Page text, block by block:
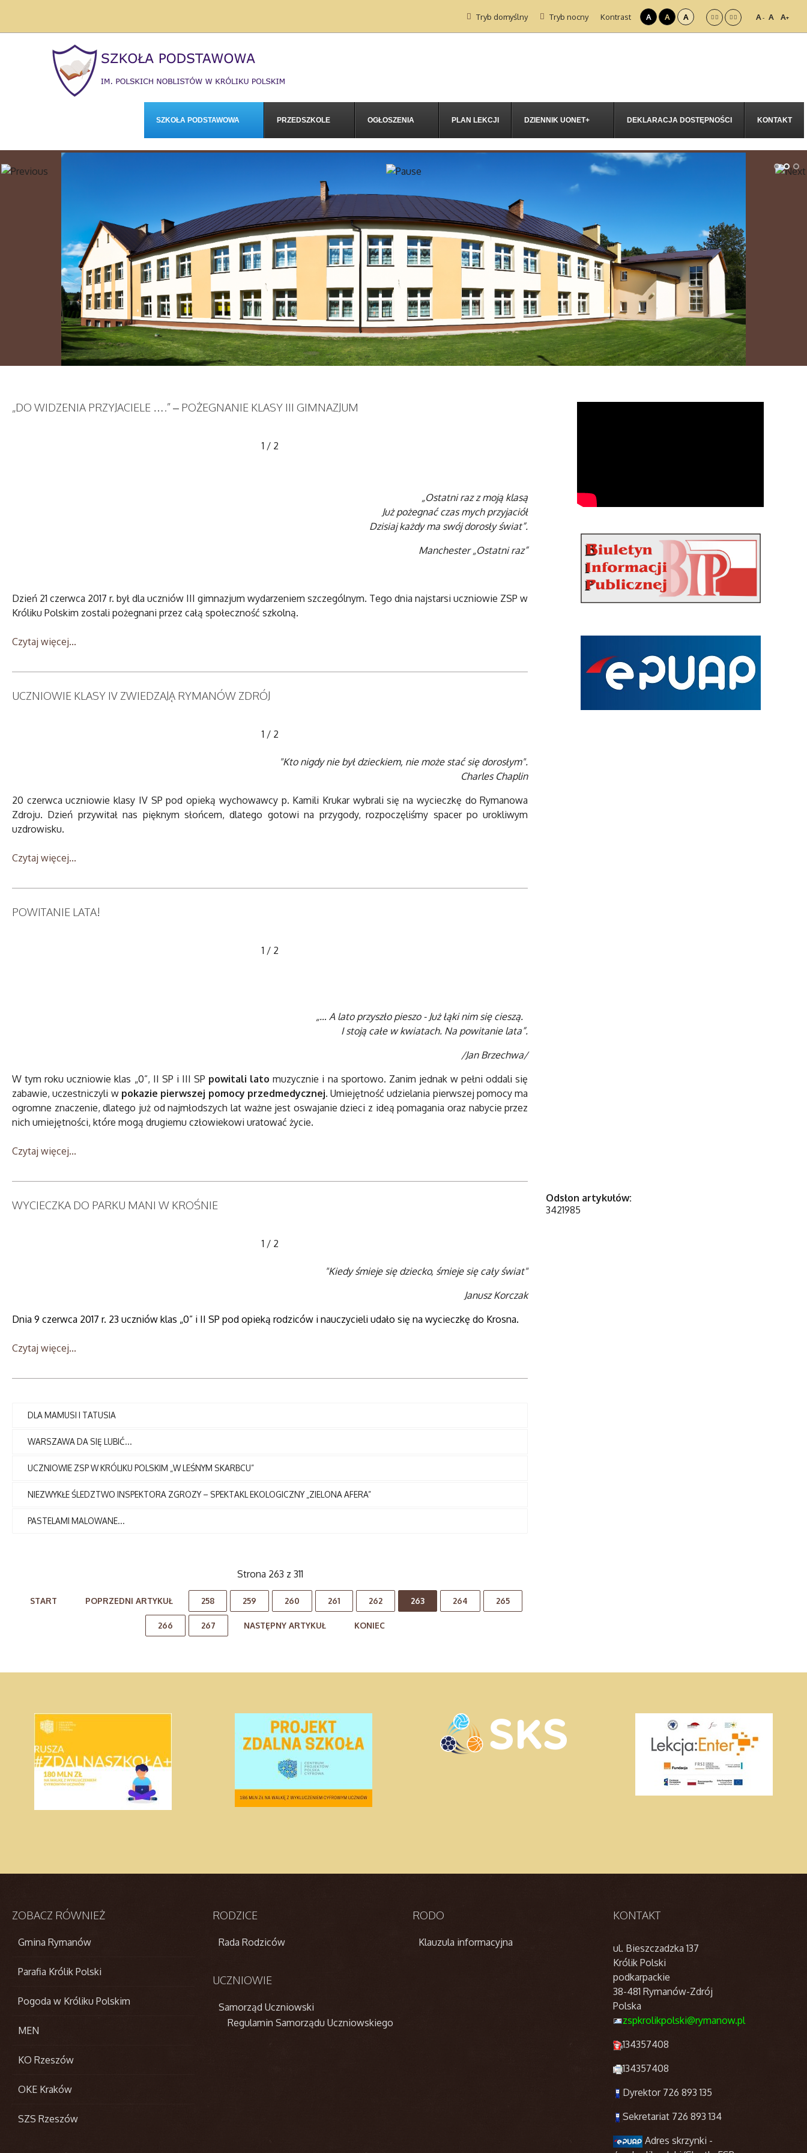
Tryb domyślny Tryb nocny Kontrast A A A A- A A+
SZKOŁA PODSTAWOWA PRZEDSZKOLE OGŁOSZENIA PLAN LEKCJI DZIENNIK UONET+ DEKLARACJA DOSTĘPNOŚCI KONTAKT
„DO WIDZENIA PRZYJACIELE ….” – POŻEGNANIE KLASY III GIMNAZJUM
1 / 2
„Ostatni raz z moją klasą
Już pożegnać czas mych przyjaciół
Dzisiaj każdy ma swój dorosły świat”.
Manchester „Ostatni raz”
Dzień 21 czerwca 2017 r. był dla uczniów III gimnazjum wydarzeniem szczególnym. Tego dnia najstarsi uczniowie ZSP w
Króliku Polskim zostali pożegnani przez całą społeczność szkolną.
Czytaj więcej...
UCZNIOWIE KLASY IV ZWIEDZAJĄ RYMANÓW ZDRÓJ
1 / 2
"Kto nigdy nie był dzieckiem, nie może stać się dorosłym".
Charles Chaplin
20 czerwca uczniowie klasy IV SP pod opieką wychowawcy p. Kamili Krukar wybrali się na wycieczkę do Rymanowa
Zdroju. Dzień przywitał nas pięknym słońcem, dlatego gotowi na przygody, rozpoczęliśmy spacer po urokliwym
uzdrowisku.
Czytaj więcej...
POWITANIE LATA!
1 / 2
„… A lato przyszło pieszo - Już łąki nim się cieszą.
I stoją całe w kwiatach. Na powitanie lata”.
/Jan Brzechwa/
W tym roku uczniowie klas „0”, II SP i III SP powitali lato muzycznie i na sportowo. Zanim jednak w pełni oddali się
zabawie, uczestniczyli w pokazie pierwszej pomocy przedmedycznej. Umiejętność udzielania pierwszej pomocy ma
ogromne znaczenie, dlatego już od najmłodszych lat ważne jest oswajanie dzieci z ideą pomagania oraz nabycie przez
nich umiejętności, które mogą drugiemu człowiekowi uratować życie.
Czytaj więcej...
WYCIECZKA DO PARKU MANI W KROŚNIE
1 / 2
"Kiedy śmieje się dziecko, śmieje się cały świat"
Janusz Korczak
Dnia 9 czerwca 2017 r. 23 uczniów klas „0” i II SP pod opieką rodziców i nauczycieli udało się na wycieczkę do Krosna.
Czytaj więcej...
DLA MAMUSI I TATUSIA
WARSZAWA DA SIĘ LUBIĆ...
UCZNIOWIE ZSP W KRÓLIKU POLSKIM „W LEŚNYM SKARBCU”
NIEZWYKŁE ŚLEDZTWO INSPEKTORA ZGROZY – SPEKTAKL EKOLOGICZNY „ZIELONA AFERA”
PASTELAMI MALOWANE...
Strona 263 z 311
START POPRZEDNI ARTYKUŁ 258 259 260 261 262 263 264 265
266 267 NASTĘPNY ARTYKUŁ KONIEC
Odsłon artykułów:
3421985
ZOBACZ RÓWNIEŻ
Gmina Rymanów
Parafia Królik Polski
Pogoda w Króliku Polskim
MEN
KO Rzeszów
OKE Kraków
SZS Rzeszów
RODZICE
Rada Rodziców
UCZNIOWIE
Samorząd Uczniowski
Regulamin Samorządu Uczniowskiego
RODO
Klauzula informacyjna
KONTAKT
ul. Bieszczadzka 137
Królik Polski
podkarpackie
38-481 Rymanów-Zdrój
Polska
zspkrolikpolski@rymanow.pl
134357408
134357408
Dyrektor 726 893 135
Sekretariat 726 893 134
Adres skrzynki -